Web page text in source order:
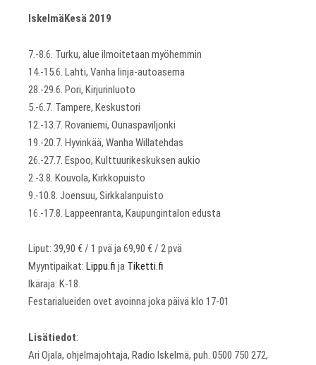
IskelmäKesä 2019
7.-8.6. Turku, alue ilmoitetaan myöhemmin
14.-15.6. Lahti, Vanha linja-autoasema
28.-29.6. Pori, Kirjurinluoto
5.-6.7. Tampere, Keskustori
12.-13.7. Rovaniemi, Ounaspaviljonki
19.-20.7. Hyvinkää, Wanha Willatehdas
26.-27.7. Espoo, Kulttuurikeskuksen aukio
2.-3.8. Kouvola, Kirkkopuisto
9.-10.8. Joensuu, Sirkkalanpuisto
16.-17.8. Lappeenranta, Kaupungintalon edusta
Liput: 39,90 € / 1 pvä ja 69,90 € / 2 pvä
Myyntipaikat: Lippu.fi ja Tiketti.fi
Ikäraja: K-18.
Festarialueiden ovet avoinna joka päivä klo 17-01
Lisätiedot:
Ari Ojala, ohjelmajohtaja, Radio Iskelmä, puh. 0500 750 272,